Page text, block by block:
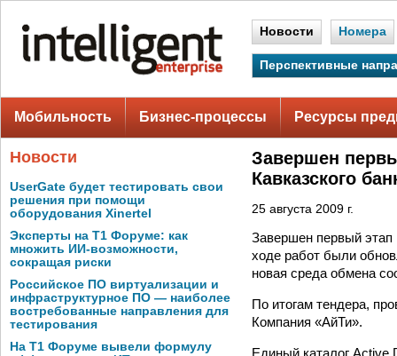
Новости Номера
Перспективные
Мобильность Бизнес-процессы Ресурсы
Новости
UserGate будет тестировать свои
решения при помощи
оборудования Xinertel
Эксперты на Т1 Форуме: как
множить ИИ-возможности,
сокращая риски
Российское ПО виртуализации и
инфраструктурное ПО — наиболее
востребованные направления для
тестирования
На Т1 Форуме вывели формулу
Завершен
Кавказского
25 августа 2009 г.
Завершен первый этап
ходе работ были
новая среда обмена
По итогам тендера,
Компания «АйТи».
Единый каталог Active